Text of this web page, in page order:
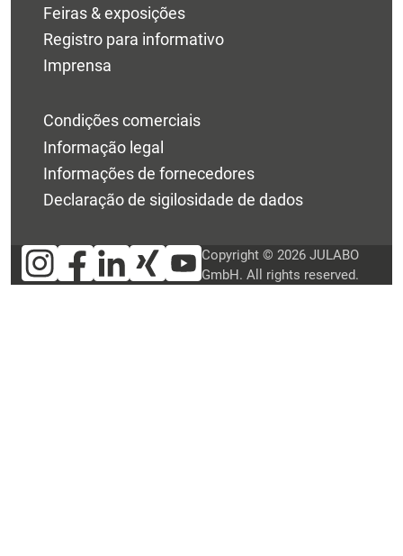
Feiras & exposições
Registro para informativo
Imprensa
Condições comerciais
Informação legal
Informações de fornecedores
Declaração de sigilosidade de dados
Copyright © 2026 JULABO
GmbH. All rights reserved.